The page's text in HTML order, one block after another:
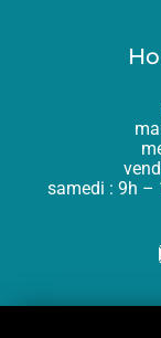
samedi : 9h –